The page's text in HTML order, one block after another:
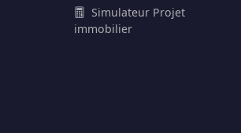
Simulateur Projet
immobilier